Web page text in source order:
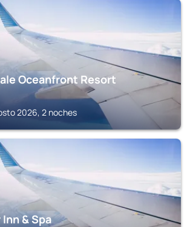
Oceanfront Resort
2026, 2 noches
& Spa